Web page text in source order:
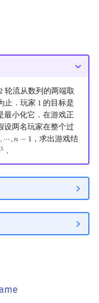
轮流从数列的两端取
止．玩家 1
1 的目标是
最小化它．在游戏正
设两名玩家在整个过
,⋯ ,𝑛 − 1
n−1
，求出游戏结
5 ．